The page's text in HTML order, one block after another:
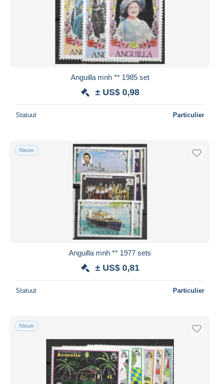
Anguilla mnh ** 1985 set
± US$ 0,98
Statuut Particulier
Nieuw
Anguilla mnh ** 1977 sets
± US$ 0,81
Statuut Particulier
Nieuw